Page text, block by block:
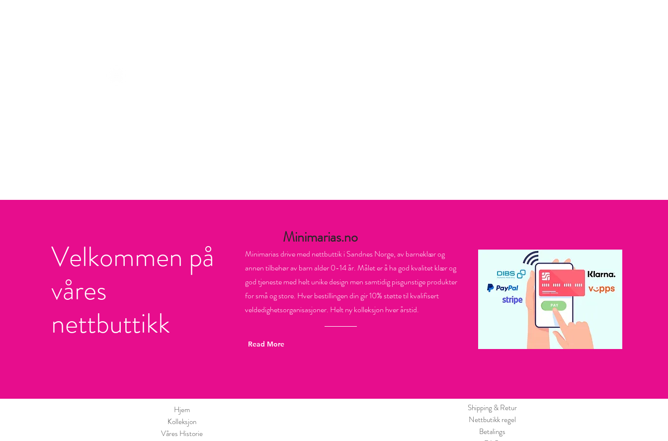
Velkommen på
våres
nettbuttikk
Minimarias.no
Minimarias drive med nettbuttik i Sandnes Norge, av barneklær og
annen tilbehør av barn alder 0-14 år. Målet er å ha god kvalitet klær og
god tjeneste med helt unike design men samtidig pisgunstige produkter
for små og store. Hver bestillingen din gir 10% støtte til kvalifisert
veldedighetsorganisasjoner. Helt ny kolleksjon hver årstid.
Read More
Hjem
Kolleksjon
Våres Historie
Shipping & Retur
Nettbutikk regel
Betalings